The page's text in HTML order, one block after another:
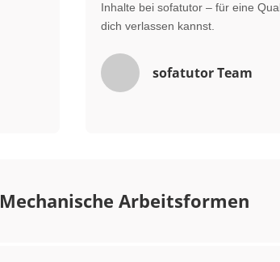
Inhalte bei sofatutor – für eine
dich verlassen kannst.
sofatutor Team
Mechanische Arbeitsformen